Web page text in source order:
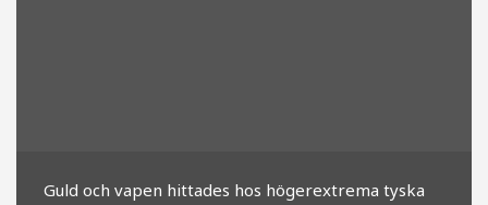
Guld och vapen hittades hos högerextrema tyska